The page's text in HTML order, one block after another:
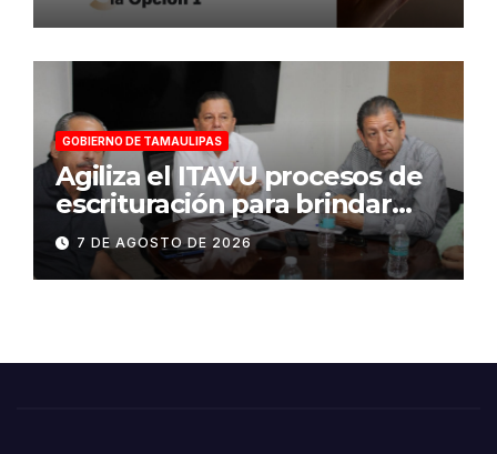
GOBIERNO DE TAMAULIPAS
Agiliza el ITAVU procesos de
escrituración para brindar
certeza patrimonial a más
familias de Tamaulipas
7 DE AGOSTO DE 2026